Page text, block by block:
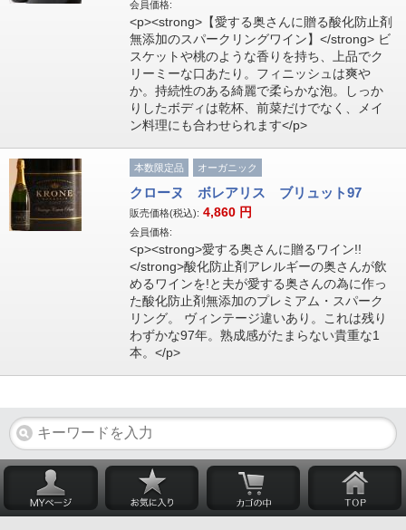
会員価格:
<p><strong>【愛する奥さんに贈る酸化防止剤
無添加のスパークリングワイン】</strong> ビ
スケットや桃のような香りを持ち、上品でク
リーミーな口あたり。フィニッシュは爽や
か。持続性のある綺麗で柔らかな泡。しっか
りしたボディは乾杯、前菜だけでなく、メイ
ン料理にも合わせられます</p>
本数限定品 オーガニック
クローヌ ボレアリス ブリュット97
販売価格(税込): 4,860 円
会員価格:
<p><strong>愛する奥さんに贈るワイン!!
</strong>酸化防止剤アレルギーの奥さんが飲
めるワインを!と夫が愛する奥さんの為に作っ
た酸化防止剤無添加のプレミアム・スパーク
リング。 ヴィンテージ違いあり。これは残り
わずかな97年。熟成感がたまらない貴重な1
本。</p>